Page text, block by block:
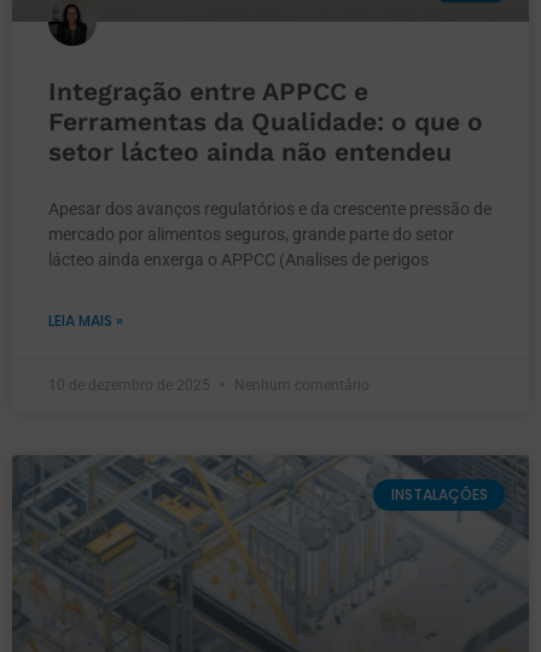
Integração entre APPCC e
Ferramentas da Qualidade: o que o
setor lácteo ainda não entendeu
Apesar dos avanços regulatórios e da crescente pressão de
mercado por alimentos seguros, grande parte do setor
lácteo ainda enxerga o APPCC (Analises de perigos
LEIA MAIS »
10 de dezembro de 2025 Nenhum comentário
INSTALAÇÕES